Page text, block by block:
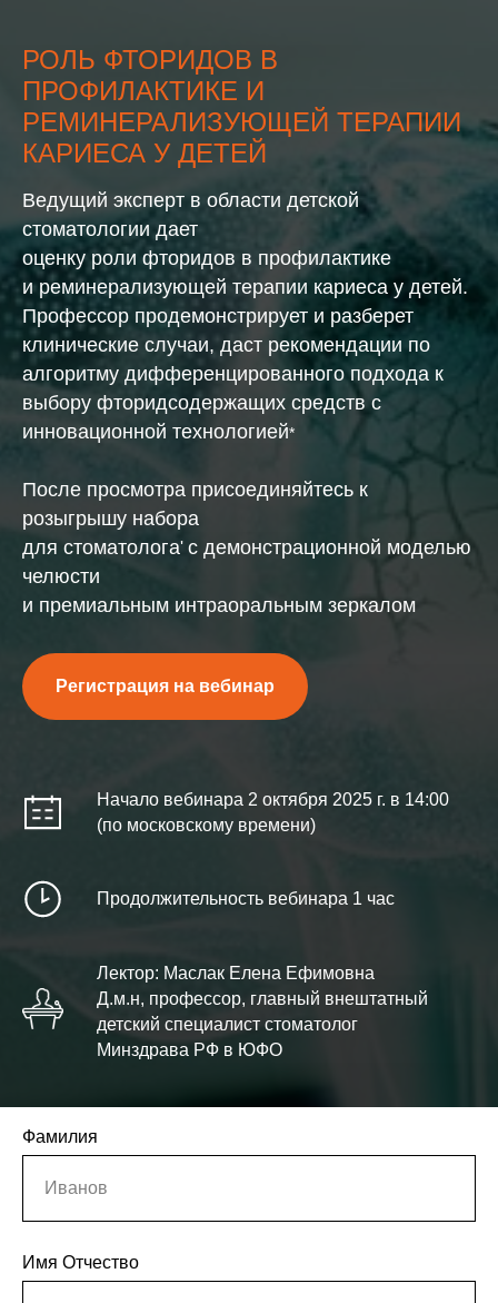
РОЛЬ ФТОРИДОВ В
ПРОФИЛАКТИКЕ И
РЕМИНЕРАЛИЗУЮЩЕЙ ТЕРАПИИ
КАРИЕСА У ДЕТЕЙ
Ведущий эксперт в области детской
стоматологии дает
оценку роли фторидов в профилактике
и реминерализующей терапии кариеса у детей.
Профессор продемонстрирует и разберет
клинические случаи, даст рекомендации по
алгоритму дифференцированного подхода к
выбору фторидсодержащих средств с
инновационной технологией*
После просмотра присоединяйтесь к
розыгрышу набора
для стоматолога' с демонстрационной моделью
челюсти
и премиальным интраоральным зеркалом
Регистрация на вебинар
Начало вебинара 2 октября 2025 г. в 14:00
(по московскому времени)
Продолжительность вебинара 1 час
Лектор: Маслак Елена Ефимовна
Д.м.н, профессор, главный внештатный
детский специалист стоматолог
Минздрава РФ в ЮФO
Фамилия
Иванов
Имя Отчество